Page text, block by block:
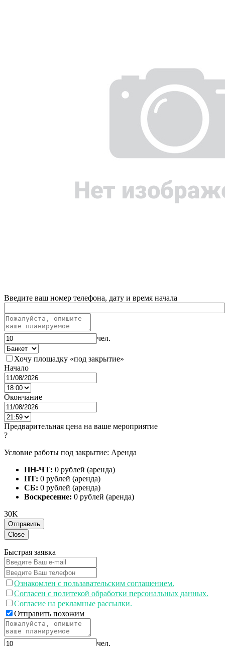
Введите ваш номер телефона, дату и время начала
чел.
Хочу площадку «под закрытие»
Начало
Окончание
Предварительная цена на ваше мероприятие
?
Условие работы под закрытие: Аренда
ПН-ЧТ: 0 рублей (аренда)
ПТ: 0 рублей (аренда)
СБ: 0 рублей (аренда)
Воскресение: 0 рублей (аренда)
30K
Отправить
Close
Быстрая заявка
Ознакомлен с пользавательским соглашением.
Согласен с политекой обработки персональных данных.
Согласие на рекламные рассылки.
Отправить похожим
чел.